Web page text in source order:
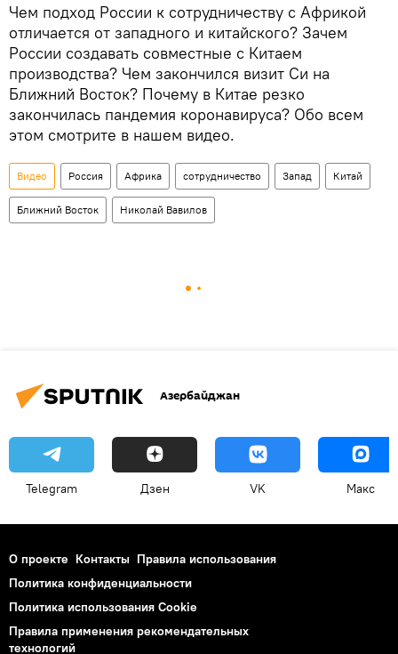
Чем подход России к сотрудничеству с Африкой
отличается от западного и китайского? Зачем
России создавать совместные с Китаем
производства? Чем закончился визит Си на
Ближний Восток? Почему в Китае резко
закончилась пандемия коронавируса? Обо всем
этом смотрите в нашем видео.
Видео Россия Африка сотрудничество Запад Китай
Ближний Восток Николай Вавилов
Азербайджан
Telegram Дзен VK Макс
О проекте Контакты Правила использования
Политика конфиденциальности
Политика использования Cookie
Правила применения рекомендательных
технологий